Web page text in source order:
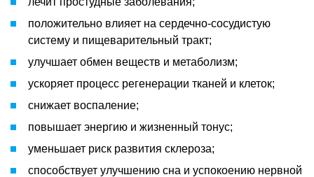
положительно влияет на сердечно-сосудистую
систему и пищеварительный тракт;
улучшает обмен веществ и метаболизм;
ускоряет процесс регенерации тканей и клеток;
снижает воспаление;
повышает энергию и жизненный тонус;
уменьшает риск развития склероза;
способствует улучшению сна и успокоению нервной